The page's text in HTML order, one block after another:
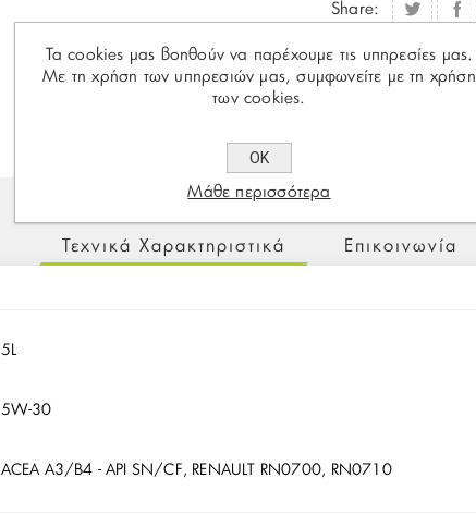
Share:
Τεχνικά Χαρακτηριστικά Επικοινωνία
5L
5W-30
ACEA A3/B4 - API SN/CF, RENAULT RN0700, RN0710
Τα cookies μας βοηθούν να παρέχουμε τις υπηρεσίες μας.
Με τη χρήση των υπηρεσιών μας, συμφωνείτε με τη χρήση
των cookies.
ΟΚ
Μάθε περισσότερα